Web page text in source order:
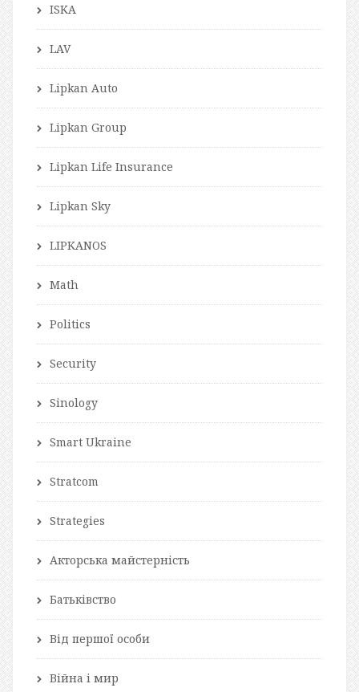
ISKA
LAV
Lipkan Auto
Lipkan Group
Lipkan Life Insurance
Lipkan Sky
LIPKANOS
Math
Politics
Security
Sinology
Smart Ukraine
Stratcom
Strategies
Акторська майстерність
Батьківство
Від першої особи
Війна і мир